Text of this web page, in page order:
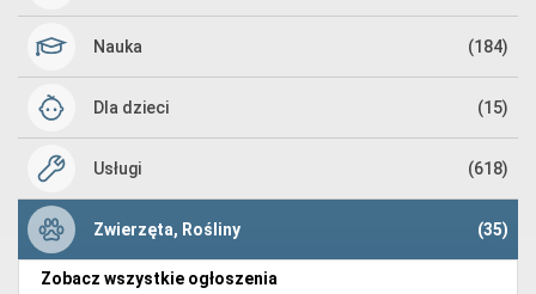
Nauka (184)
Dla dzieci (15)
Usługi (618)
Zwierzęta, Rośliny (35)
Zobacz wszystkie ogłoszenia